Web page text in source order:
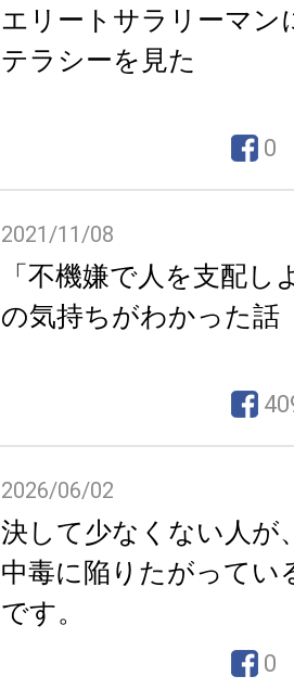
エリートサラリーマン
テラシーを見た
0
2021/11/08
「不機嫌で人を支配し
の気持ちがわかった話
2026/06/02
決して少なくない人が
中毒に陥りたがってい
です。
0